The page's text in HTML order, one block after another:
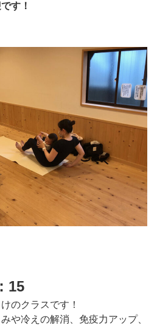
す！
15
のクラスです！
や冷えの解消、免疫力アップ、